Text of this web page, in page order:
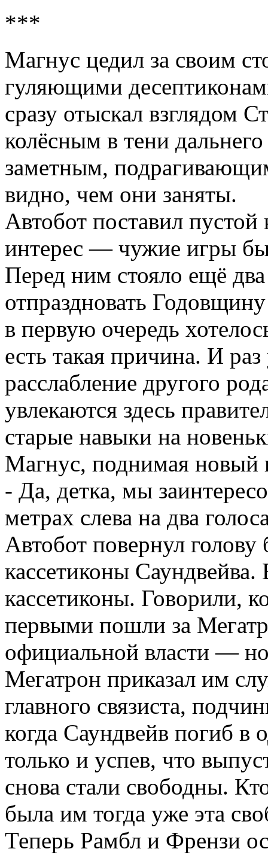
***
Магнус цедил за своим
гуляющими
сразу отыскал взглядом
колёсным в тени
заметным,
видно, чем они заняты.
Автобот поставил
интерес — чужие игры
Перед ним стояло ещё
отпраздновать
в первую очередь
есть такая причина. И
расслабление другого
увлекаются здесь
старые навыки на
Магнус, поднимая новый
- Да, детка, мы
метрах слева на два
Автобот повернул
кассетиконы Саундвейва.
кассетиконы. Говорили,
первыми пошли за
официальной власти —
Мегатрон приказал им
главного связиста,
когда Саундвейв погиб в
только и успев, что
снова стали свободны.
была им тогда уже эта
Теперь Рамбл и Френзи